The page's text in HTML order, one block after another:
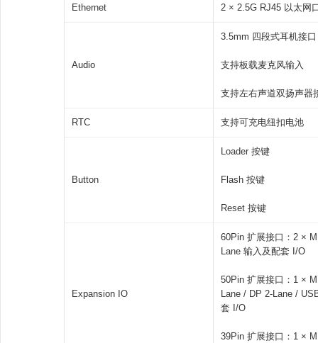
Ethernet 2 × 2.5G RJ45 以太网
Audio
3.5mm 四段式耳机接口
支持板载麦克风输入
支持左右声道双扬声器
RTC 支持可充电纽扣电池
Button
Loader 按键
Flash 按键
Reset 按键
Expansion IO
60Pin 扩展接口：2 ×
Lane 输入及配套 I/O
50Pin 扩展接口：1 ×
Lane / DP 2-Lane /
套 I/O
39Pin 扩展接口：1 ×